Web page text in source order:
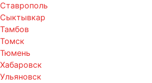
Ставрополь
Сыктывкар
Тамбов
Томск
Тюмень
Хабаровск
Ульяновск